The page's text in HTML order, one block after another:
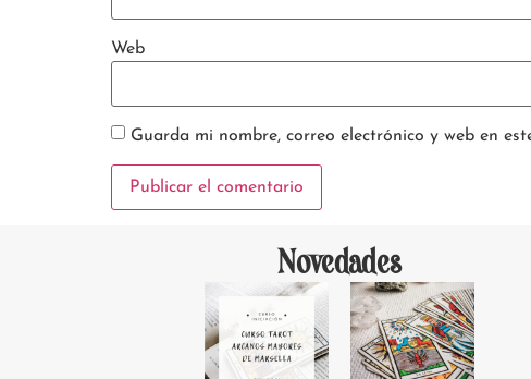
Web
Guarda mi nombre, correo electrónico y web en
Novedades